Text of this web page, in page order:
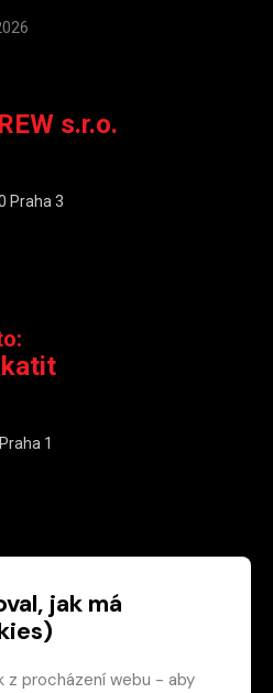
s.r.o.
Praha 3
1
jak má
z procházení webu - aby